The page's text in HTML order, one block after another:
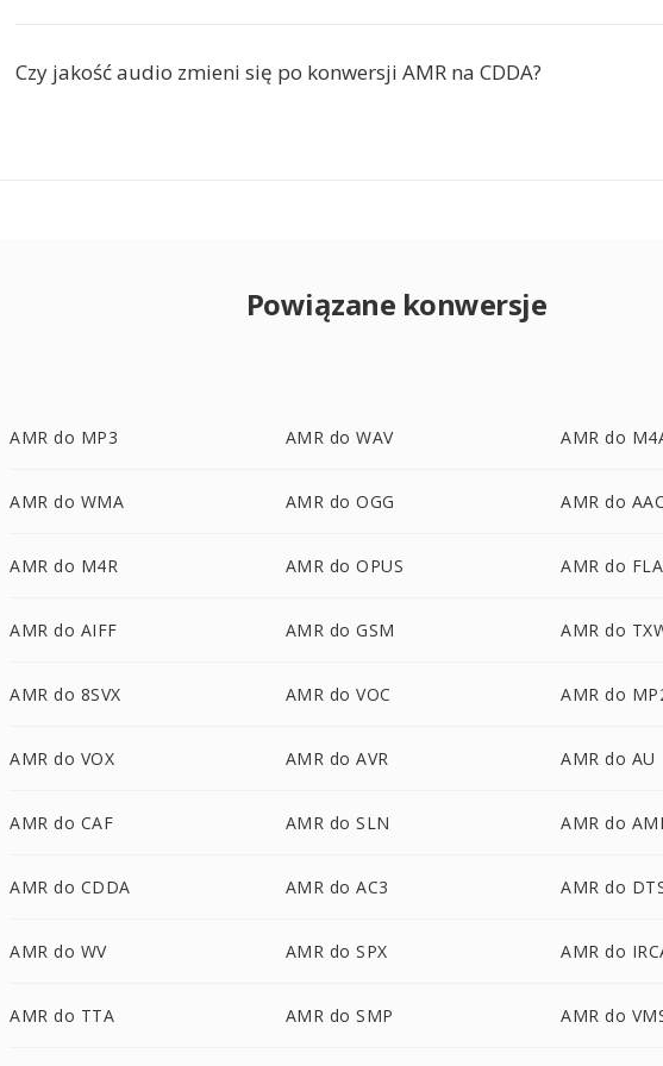
Czy jakość audio zmieni się po konwersji AMR na CDDA?
Powiązane konwersje
AMR do MP3 AMR do WAV AMR do
AMR do WMA AMR do OGG AMR do
AMR do M4R AMR do OPUS AMR do
AMR do AIFF AMR do GSM AMR do
AMR do 8SVX AMR do VOC AMR do
AMR do VOX AMR do AVR AMR do AU
AMR do CAF AMR do SLN AMR do
AMR do CDDA AMR do AC3 AMR do
AMR do WV AMR do SPX AMR do
AMR do TTA AMR do SMP AMR do